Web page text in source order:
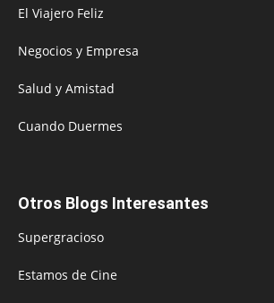
El Viajero Feliz
Negocios y Empresa
Salud y Amistad
Cuando Duermes
Otros Blogs Interesantes
Supergracioso
Estamos de Cine